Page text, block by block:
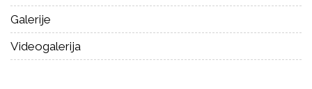
Galerije
Videogalerija